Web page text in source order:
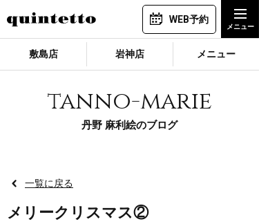
WEB予約
敷島店 岩神店 メニュー
tanno-marie
丹野 麻利絵のブログ
一覧に戻る
メリークリスマス②